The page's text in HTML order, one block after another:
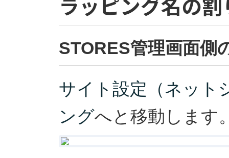
STORES管理画面側
サイト設定（ネット
ングへと移動します